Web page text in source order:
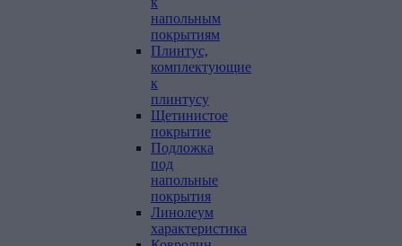
напольным
покрытиям
Плинтус,
комплектующие
к
плинтусу
Щетинистое
покрытие
Подложка
под
напольные
покрытия
Линолеум
характеристика